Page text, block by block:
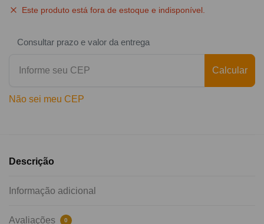
Este produto está fora de estoque e indisponível.
Consultar prazo e valor da entrega
Calcular
Não sei meu CEP
Descrição
Informação adicional
Avaliações 0